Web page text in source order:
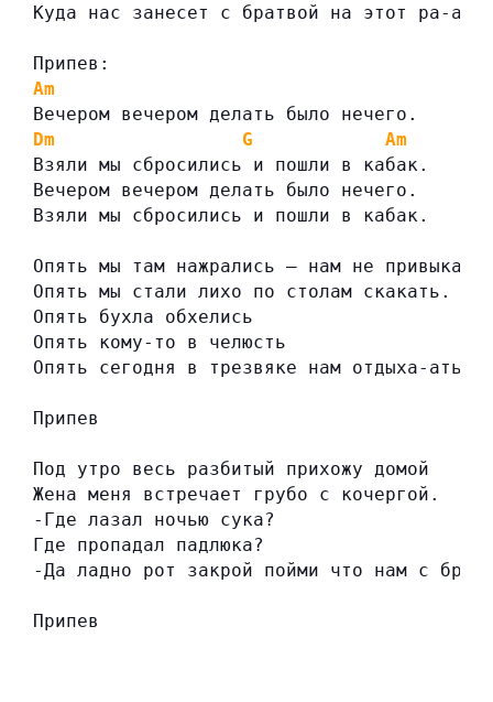
Куда нас занесет с братвой на этот ра-аз?
Припев:
Am
Вечером вечером делать было нечего.
Dm
G
Am
Взяли мы сбросились и пошли в кабак.
Вечером вечером делать было нечего.
Взяли мы сбросились и пошли в кабак.
Опять мы там нажрались — нам не привыкать
Опять мы стали лихо по столам скакать.
Опять бухла обхелись
Опять кому-то в челюсть
Опять сегодня в трезвяке нам отдыха-ать.
Припев
Под утро весь разбитый прихожу домой
Жена меня встречает грубо с кочергой.
-Где лазал ночью сука?
Где пропадал падлюка?
-Да ладно рот закрой пойми что нам с
Припев